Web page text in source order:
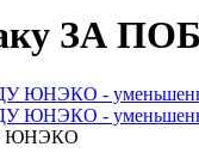
ЗА
ЮНЭКО